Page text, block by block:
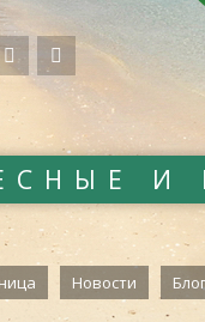
И
Новости Блог